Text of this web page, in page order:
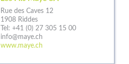
Rue des Caves 12
1908 Riddes
Tel: +41 (0) 27 305 15 00
info@maye.ch
www.maye.ch